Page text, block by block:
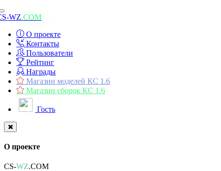
Toggle
navigation
WZ.COM
О проекте
Контакты
Пользователи
Рейтинг
Награды
Магазин моделей КС 1.6
Магазин сборок КС 1.6
Гость
О проекте
CS-WZ.COM